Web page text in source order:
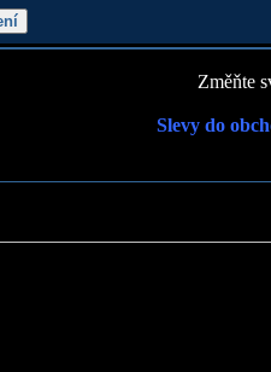
Změňte
Slevy do